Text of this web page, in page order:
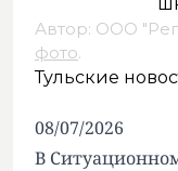
Автор: ООО
фото.
Тульские
08/07/2026
В